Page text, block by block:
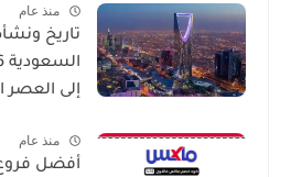
منذ عام
تاريخ
إلى العصر
منذ عام